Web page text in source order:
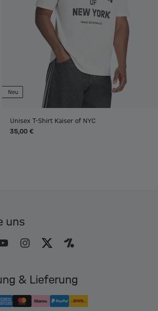
Neu
Unisex T-Shirt Kaiser of NYC
35,00 €
uns
& Lieferung